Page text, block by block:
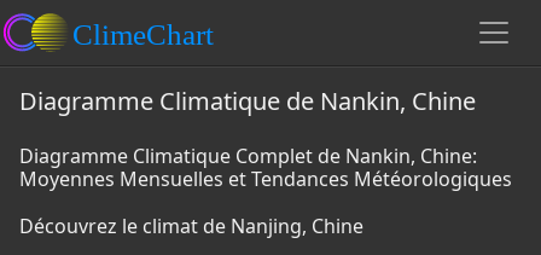
Diagramme Climatique de Nankin, Chine
Diagramme Climatique Complet de Nankin, Chine:
Moyennes Mensuelles et Tendances Météorologiques
Découvrez le climat de Nanjing, Chine